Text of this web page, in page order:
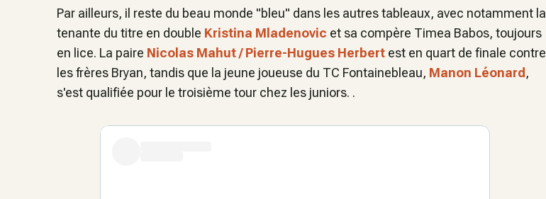
Par ailleurs, il reste du beau monde "bleu" dans les autres tableaux, avec notamment la
tenante du titre en double Kristina Mladenovic et sa compère Timea Babos, toujours
en lice. La paire Nicolas Mahut / Pierre-Hugues Herbert est en quart de finale contre
les frères Bryan, tandis que la jeune joueuse du TC Fontainebleau, Manon Léonard ,
s'est qualifiée pour le troisième tour chez les juniors. .